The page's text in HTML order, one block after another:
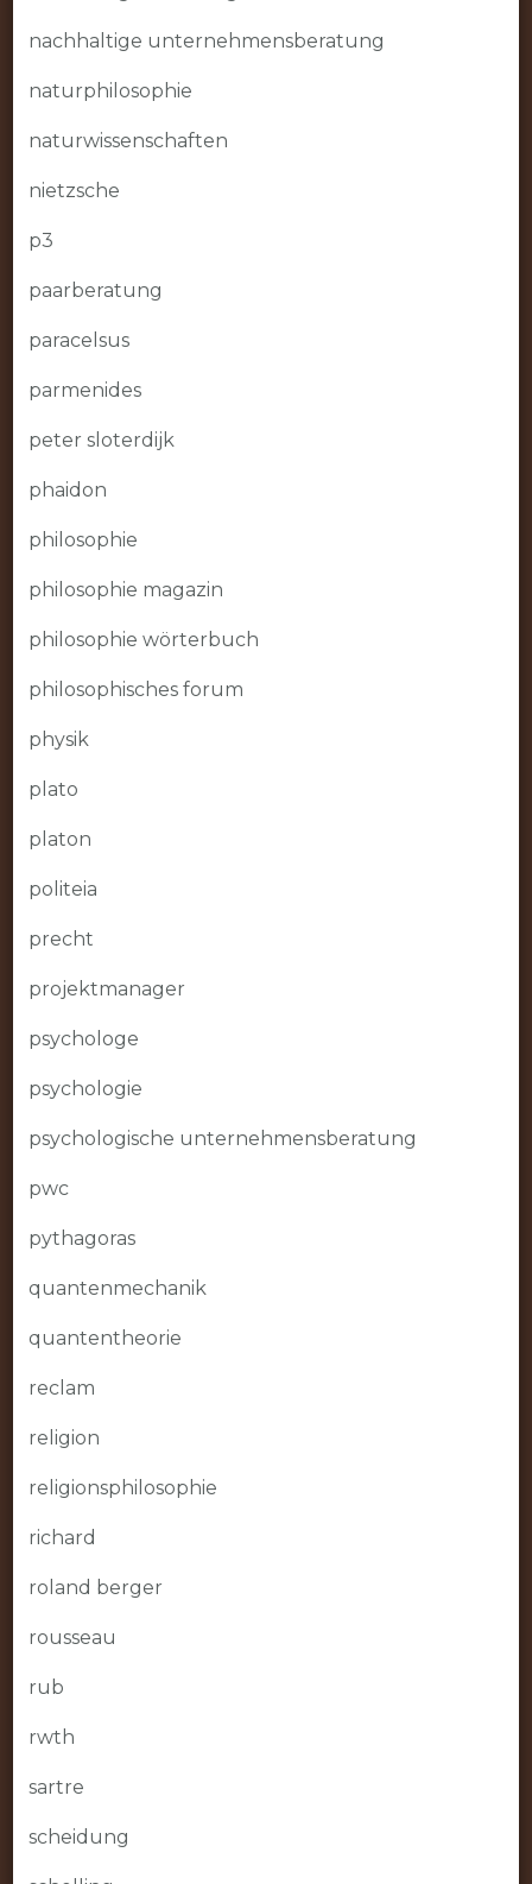
nachhaltige unternehmensberatung
naturphilosophie
naturwissenschaften
nietzsche
p3
paarberatung
paracelsus
parmenides
peter sloterdijk
phaidon
philosophie
philosophie magazin
philosophie wörterbuch
philosophisches forum
physik
plato
platon
politeia
precht
projektmanager
psychologe
psychologie
psychologische unternehmensberatung
pwc
pythagoras
quantenmechanik
quantentheorie
reclam
religion
religionsphilosophie
richard
roland berger
rousseau
rub
rwth
sartre
scheidung